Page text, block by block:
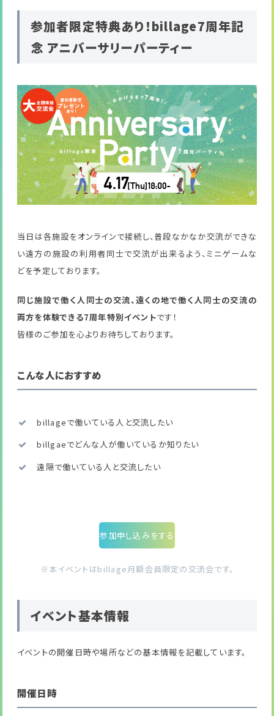
参加者限定特典あり！billage7周年記
念 アニバーサリーパーティー
当日は各施設をオンラインで接続し、普段なかなか交流ができな
い遠方の施設の利用者同士で交流が出来るよう、ミニゲームな
どを予定しております。
同じ施設で働く人同士の交流、遠くの地で働く人同士の交流の
両方を体験できる7周年特別イベントです！
皆様のご参加を心よりお待ちしております。
こんな人におすすめ
billageで働いている人と交流したい
billgaeでどんな人が働いているか知りたい
遠隔で働いている人と交流したい
参加申し込みをする
※本イベントはbillage月額会員限定の交流会です。
イベント基本情報
イベントの開催日時や場所などの基本情報を記載しています。
開催日時